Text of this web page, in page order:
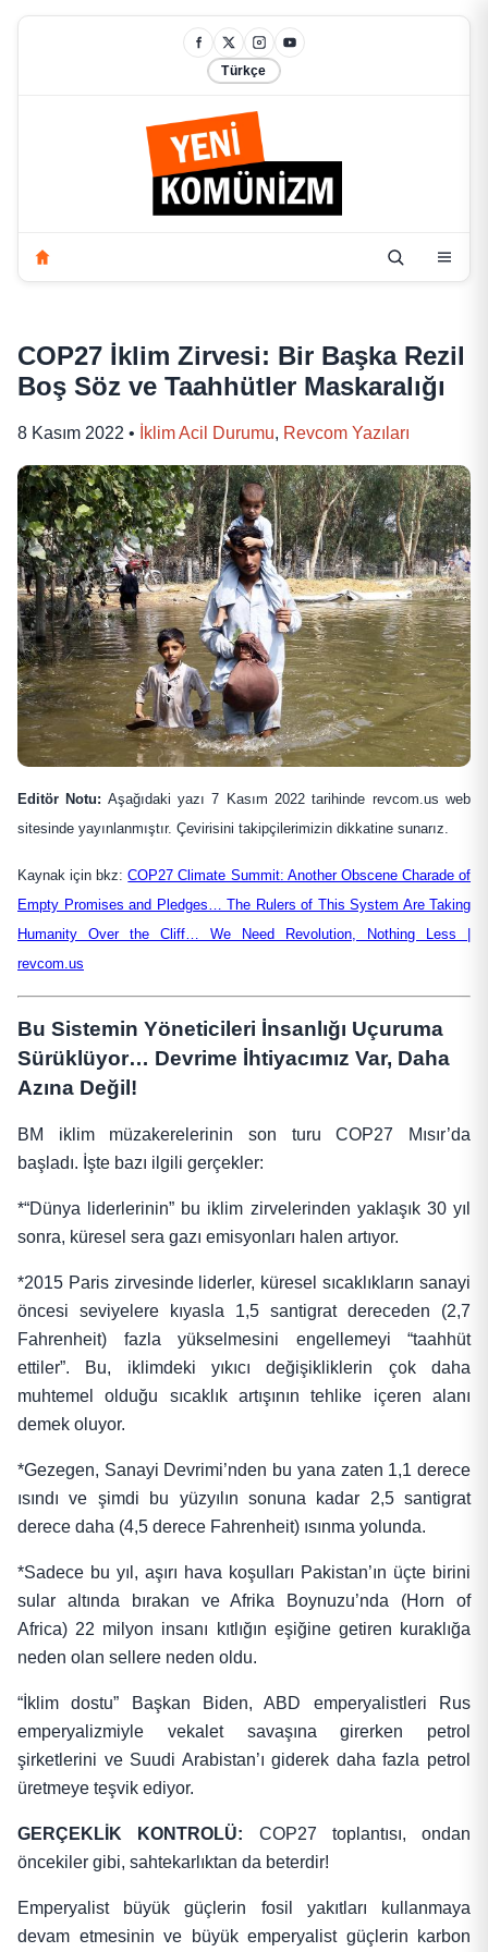
Türkçe
COP27 İklim Zirvesi: Bir Başka Rezil
Boş Söz ve Taahhütler Maskaralığı
8 Kasım 2022 • İklim Acil Durumu, Revcom Yazıları
Editör Notu: Aşağıdaki yazı 7 Kasım 2022 tarihinde revcom.us web
sitesinde yayınlanmıştır. Çevirisini takipçilerimizin dikkatine sunarız.
Kaynak için bkz:COP27 Climate Summit: Another Obscene Charade of
Empty Promises and Pledges… The Rulers of This System Are Taking
Humanity Over the Cliff… We Need Revolution, Nothing Less |
revcom.us
Bu Sistemin Yöneticileri İnsanlığı Uçuruma
Sürüklüyor… Devrime İhtiyacımız Var, Daha
Azına Değil!
BM iklim müzakerelerinin son turu COP27 Mısır’da
başladı. İşte bazı ilgili gerçekler:
*“Dünya liderlerinin” bu iklim zirvelerinden yaklaşık 30 yıl
sonra, küresel sera gazı emisyonları halen artıyor.
*2015 Paris zirvesinde liderler, küresel sıcaklıkların sanayi
öncesi seviyelere kıyasla 1,5 santigrat dereceden (2,7
Fahrenheit) fazla yükselmesini engellemeyi “taahhüt
ettiler”. Bu, iklimdeki yıkıcı değişikliklerin çok daha
muhtemel olduğu sıcaklık artışının tehlike içeren alanı
demek oluyor.
*Gezegen, Sanayi Devrimi’nden bu yana zaten 1,1 derece
ısındı ve şimdi bu yüzyılın sonuna kadar 2,5 santigrat
derece daha (4,5 derece Fahrenheit) ısınma yolunda.
*Sadece bu yıl, aşırı hava koşulları Pakistan’ın üçte birini
sular altında bırakan ve Afrika Boynuzu’nda (Horn of
Africa) 22 milyon insanı kıtlığın eşiğine getiren kuraklığa
neden olan sellere neden oldu.
“İklim dostu” Başkan Biden, ABD emperyalistleri Rus
emperyalizmiyle vekalet savaşına girerken petrol
şirketlerini ve Suudi Arabistan’ı giderek daha fazla petrol
üretmeye teşvik ediyor.
GERÇEKLİK KONTROLÜ: COP27 toplantısı, ondan
öncekiler gibi, sahtekarlıktan da beterdir!
Emperyalist büyük güçlerin fosil yakıtları kullanmaya
devam etmesinin ve büyük emperyalist güçlerin karbon